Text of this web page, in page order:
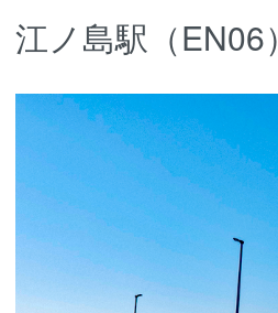
江ノ島駅（EN06）